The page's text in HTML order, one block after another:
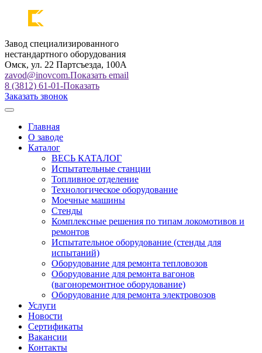
Завод специализированного
нестандартного оборудования
Омск, ул. 22 Партсъезда, 100А
zavod@inovcom.Показать email
8 (3812) 61-01-Показать
Заказать звонок
Главная
О заводе
Каталог
ВЕСЬ КАТАЛОГ
Испытательные станции
Топливное отделение
Технологическое оборудование
Моечные машины
Стенды
Комплексные решения по типам локомотивов и
ремонтов
Испытательное оборудование (стенды для
испытаний)
Оборудование для ремонта тепловозов
Оборудование для ремонта вагонов
(вагоноремонтное оборудование)
Оборудование для ремонта электровозов
Услуги
Новости
Сертификаты
Вакансии
Контакты